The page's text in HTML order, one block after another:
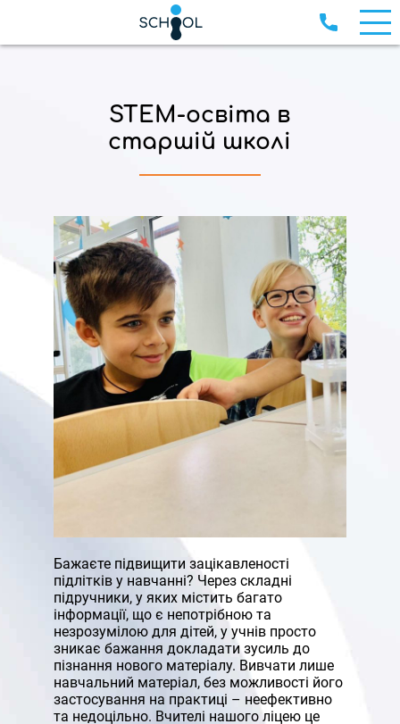
STEM-освіта в
старшій школі
Бажаєте підвищити зацікавленості
підлітків у навчанні? Через складні
підручники, у яких містить багато
інформації, що є непотрібною та
незрозумілою для дітей, у учнів просто
зникає бажання докладати зусиль до
пізнання нового матеріалу. Вивчати лише
навчальний матеріал, без можливості його
застосування на практиці – неефективно
та недоцільно. Вчителі нашого ліцею це